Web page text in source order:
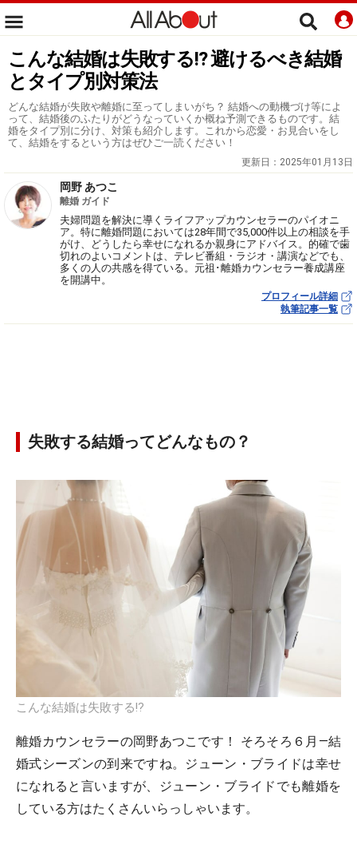
こんな結婚は失敗する!? 避けるべき結婚
とタイプ別対策法
どんな結婚が失敗や離婚に至ってしまいがち？ 結婚への動機づけ等によ
って、結婚後のふたりがどうなっていくか概ね予測できるものです。結
婚をタイプ別に分け、対策も紹介します。これから恋愛・お見合いをし
て、結婚をするという方はぜひご一読ください！
更新日： 2025年01月13日
岡野 あつこ
離婚 ガイド
夫婦問題を解決に導くライフアップカウンセラーのパイオニ
ア。特に離婚問題においては28年間で35,000件以上の相談を手
がけ、どうしたら幸せになれるか親身にアドバイス。的確で歯
切れのよいコメントは、テレビ番組・ラジオ・講演などでも、
多くの人の共感を得ている。元祖･離婚カウンセラー養成講座
を開講中。
プロフィール詳細
執筆記事一覧
失敗する結婚ってどんなもの？
こんな結婚は失敗する!?
離婚カウンセラーの岡野あつこです！ そろそろ６月―結
婚式シーズンの到来ですね。ジューン・ブライドは幸せ
になれると言いますが、ジューン・ブライドでも離婚を
している方はたくさんいらっしゃいます。